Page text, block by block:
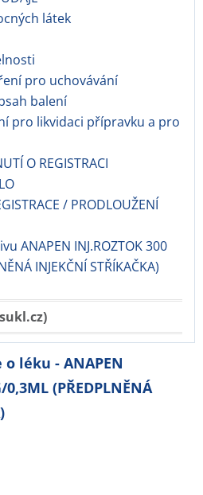
látek
pro uchovávání
balení
pro likvidaci přípravku a pro
O REGISTRACI
/ PRODLOUŽENÍ
ANAPEN INJ.ROZTOK 300
INJEKČNÍ STŘÍKAČKA)
léku - ANAPEN
0,3ML (PŘEDPLNĚNÁ